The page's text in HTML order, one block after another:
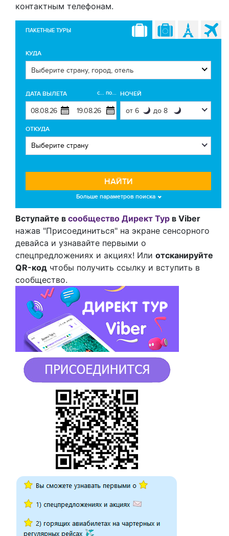
контактным телефонам.
ПАКЕТНЫЕ ТУРЫ
КУДА
ДАТА ВЫЛЕТА с... по... НОЧЕЙ
ОТКУДА
НАЙТИ
Больше параметров поиска
Вступайте в сообщество Директ Тур в Viber
нажав "Присоединиться" на экране сенсорного
девайса и узнавайте первыми о
спецпредложениях и акциях! Или отсканируйте
QR-код чтобы получить ссылку и вступить в
сообщество.